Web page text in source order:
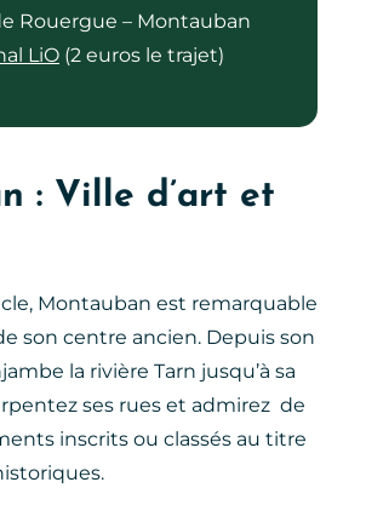
Rouergue – Montauban
LiO (2 euros le trajet)
: Ville d’art et
Montauban est remarquable
son centre ancien. Depuis son
la rivière Tarn jusqu’à sa
ses rues et admirez de
inscrits ou classés au titre